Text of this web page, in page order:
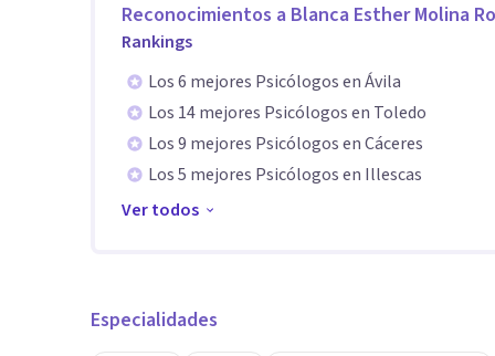
Reconocimientos a Blanca Esther Molina
Rankings
Los 6 mejores Psicólogos en Ávila
Los 14 mejores Psicólogos en Toledo
Los 9 mejores Psicólogos en Cáceres
Los 5 mejores Psicólogos en Illescas
Ver todos
Especialidades